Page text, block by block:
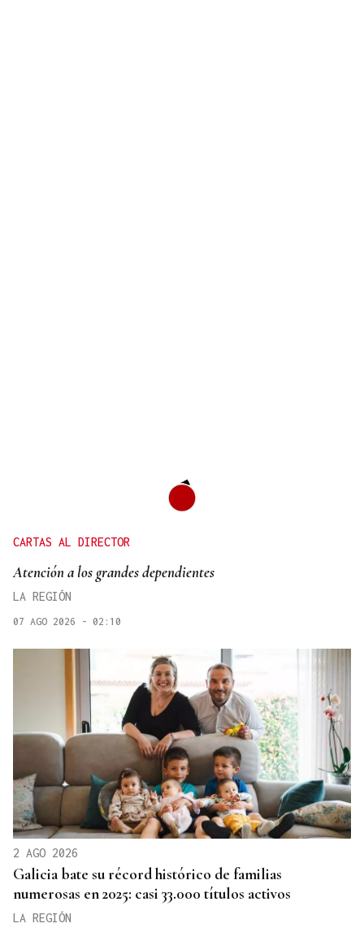
CARTAS AL DIRECTOR
Atención a los grandes dependientes
LA REGIÓN
07 AGO 2026 - 02:10
2 AGO 2026
Galicia bate su récord histórico de familias
numerosas en 2025: casi 33.000 títulos activos
LA REGIÓN